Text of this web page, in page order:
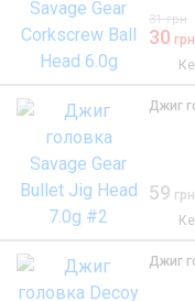
31 грн
30 грн
Джиг
59 грн
Джиг